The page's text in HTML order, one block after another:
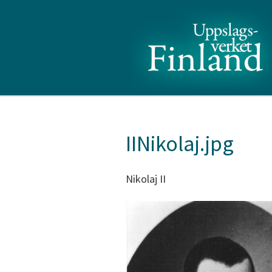
IINikolaj.jpg
Nikolaj II